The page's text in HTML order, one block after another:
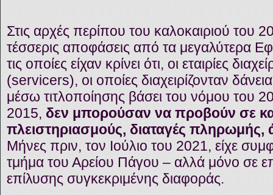
Στις αρχές περίπου του καλοκαιριού του
τέσσερις αποφάσεις από τα μεγαλύτερα
τις οποίες είχαν κρίνει ότι, οι εταιρίες
(servicers), οι οποίες διαχειρίζονταν
μέσω τιτλοποίησης βάσει του νόμου του
2015, δεν μπορούσαν να προβούν σε
πλειστηριασμούς, διαταγές
Μήνες πριν, τον Ιούλιο του 2021, είχε
τμήμα του Αρείου Πάγου – αλλά μόνο σε
επίλυσης συγκεκριμένης διαφοράς.